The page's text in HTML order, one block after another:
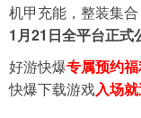
4399手机游戏网
机甲充能，整装集
1月21日全平台正式
好游快爆专属预约
快爆下载游戏入场